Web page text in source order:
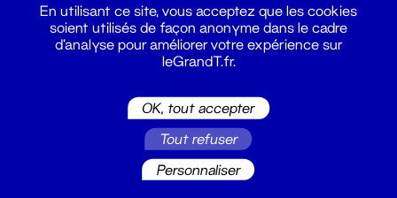
billetterie@leGrandT.fr
Du lundi au vendredi 14h → 18h
En utilisant ce site, vous acceptez que les cookies
soient utilisés de façon anonyme dans le cadre
d'analyse pour améliorer votre expérience sur
leGrandT.fr.
OK, tout accepter
Tout refuser
Personnaliser